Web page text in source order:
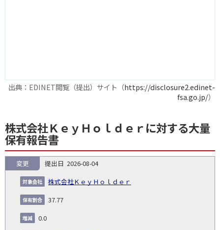
出典：EDINET閲覧（提出）サイト（https://disclosure2.edinet-
fsa.go.jp/）
株式会社ＫｅｙＨｏｌｄｅｒに対する大量
保有報告書
NO.
告
義
務
発
生
日
提
日
証券
対
2026-08-04
株式会社ＫｅｙＨｏｌｄｅｒ
変更
37.77
0.0